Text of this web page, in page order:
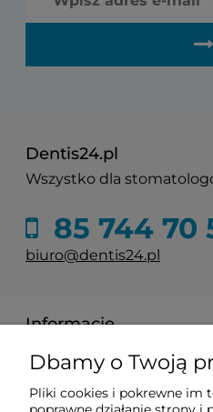
Dentis24.pl
Wszystko dla
85 744 70
biuro@dentis24.pl
Informacje
Zakupy
Dbamy o Twoją
Pliki cookies i pokrewne im